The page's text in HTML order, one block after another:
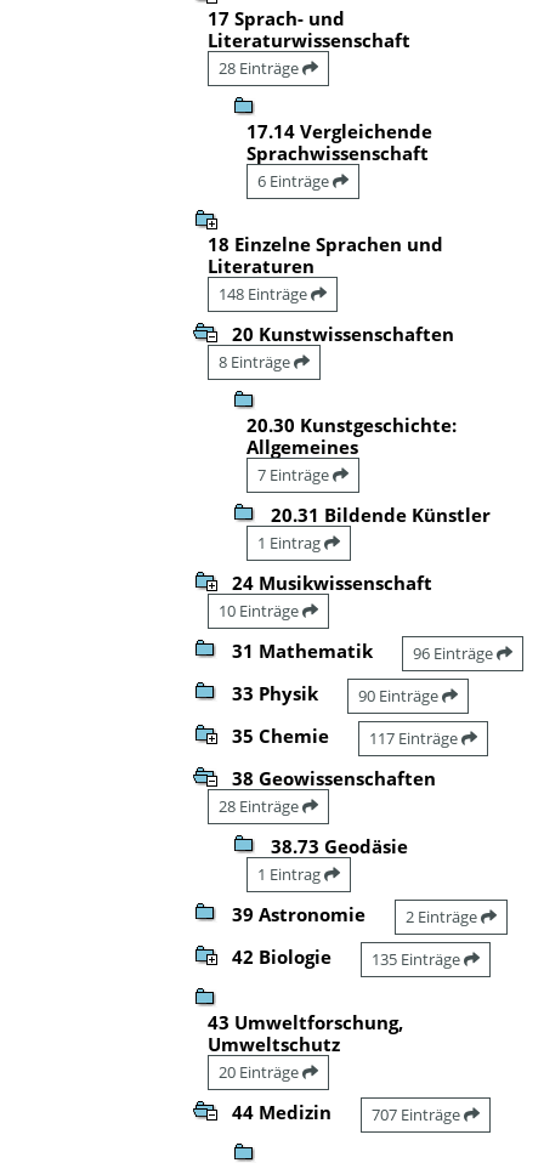
17 Sprach- und
Literaturwissenschaft
28 Einträge
17.14 Vergleichende
Sprachwissenschaft
6 Einträge
18 Einzelne Sprachen und
Literaturen
148 Einträge
20 Kunstwissenschaften
8 Einträge
20.30 Kunstgeschichte:
Allgemeines
7 Einträge
20.31 Bildende Künstler
1 Eintrag
24 Musikwissenschaft
10 Einträge
31 Mathematik 96 Einträge
33 Physik 90 Einträge
35 Chemie 117 Einträge
38 Geowissenschaften
28 Einträge
38.73 Geodäsie
1 Eintrag
39 Astronomie 2 Einträge
42 Biologie 135 Einträge
43 Umweltforschung,
Umweltschutz
20 Einträge
44 Medizin 707 Einträge